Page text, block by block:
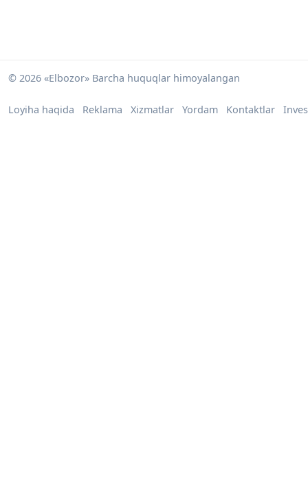
© 2026 «Elbozor» Barcha huquqlar himoyalangan
Loyiha haqida Reklama Xizmatlar Yordam Kontaktlar